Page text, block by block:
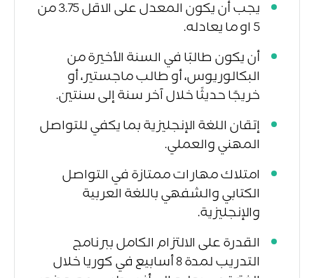
يجب أن يكون المعدل على الاقل 3.75 من
5 او ما يعادله.
أن يكون طالبًا في السنة الأخيرة من
البكالوريوس، أو طالب ماجستير، أو
خريجًا حديثًا خلال آخر سنة إلى سنتين.
إتقان اللغة الإنجليزية بما يكفي للتواصل
المهني والعملي.
امتلاك مهارات ممتازة في التواصل
الكتابي والشفهي باللغة العربية
والإنجليزية.
القدرة على الالتزام الكامل ببرنامج
التدريب لمدة 8 أسابيع في كوريا خلال